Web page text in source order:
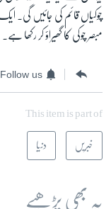
چوکیاں قائم کی جائیں گی۔
مبصر چوکی کا گھیراؤ کر رکھا ہے
Follow us
This item is part of
خبریں دنیا
یہ بھی پڑھیے